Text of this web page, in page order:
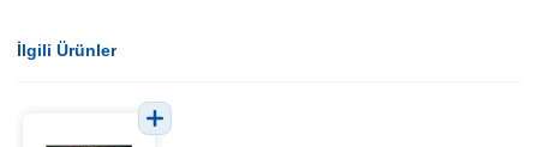
İlgili Ürünler